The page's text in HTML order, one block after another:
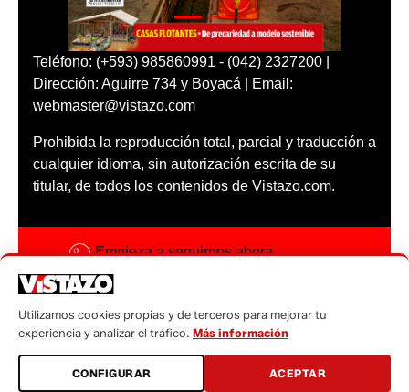
Teléfono: (+593) 985860991 - (042) 2327200 |
Dirección: Aguirre 734 y Boyacá | Email:
webmaster@vistazo.com
Prohibida la reproducción total, parcial y traducción a
cualquier idioma, sin autorización escrita de su
titular, de todos los contenidos de Vistazo.com.
Empieza a seguirnos ahora
Código ética
Sugerencias a:
sugerencias@vistazo.com
Utilizamos cookies propias y de terceros para mejorar tu
experiencia y analizar el tráfico. Más información
CONFIGURAR ACEPTAR